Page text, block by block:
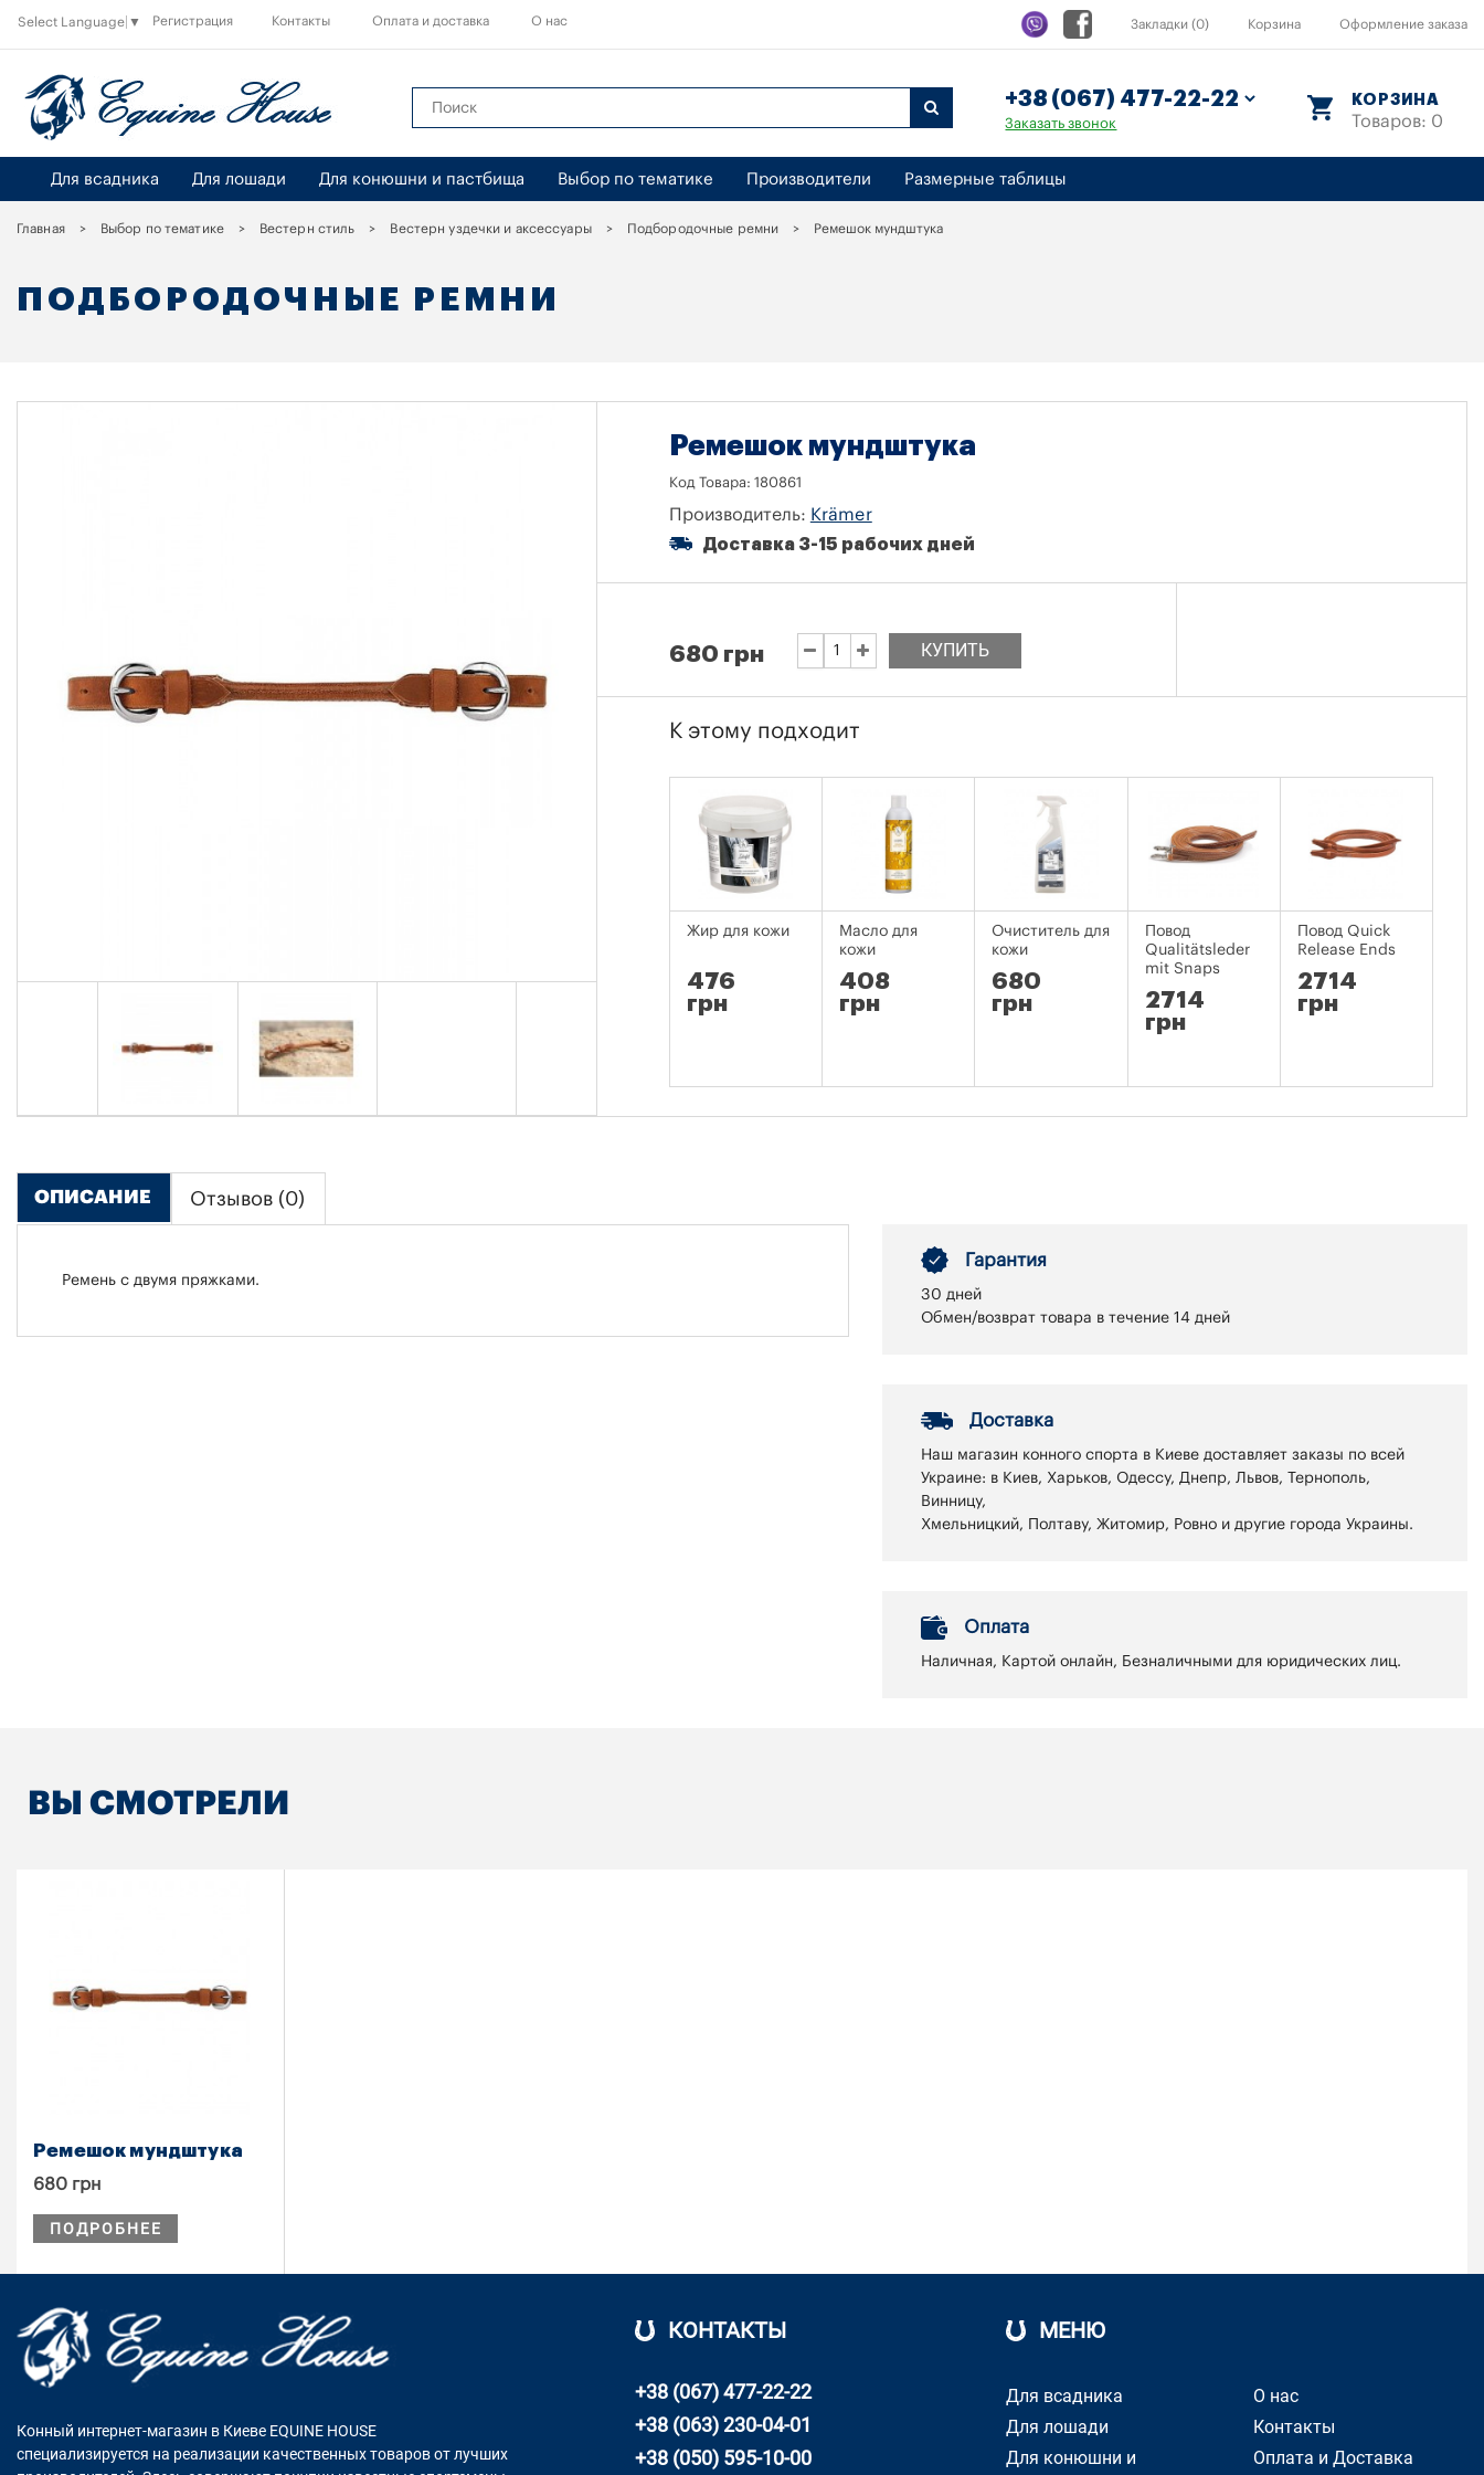
Select Language ▼ Регистрация Контакты Оплата и доставка О нас Закладки (0) Корзина Оформление заказа
Заказать звонок
КОРЗИНА
Товаров: 0
Для всадника Для лошади Для конюшни и пастбища Выбор по тематике Производители Размерные таблицы
Главная Выбор по тематике Вестерн стиль Вестерн уздечки и аксессуары Подбородочные ремни Ремешок мундштука
ПОДБОРОДОЧНЫЕ РЕМНИ
Ремешок мундштука
Код Товара: 180861
Производитель: Krämer
Доставка 3-15 рабочих дней
КУПИТЬ
680 грн
К этому подходит
Жир для кожи
476
грн
Масло для
кожи
408
грн
Очиститель для
кожи
680
грн
Повод
Qualitätsleder
mit Snaps
2714
грн
Повод Quick
Release Ends
2714
грн
ОПИСАНИЕ Отзывов (0)
Ремень с двумя пряжками.
Гарантия
30 дней
Обмен/возврат товара в течение 14 дней
Доставка
Наш магазин конного спорта в Киеве доставляет заказы по всей
Украине: в Киев, Харьков, Одессу, Днепр, Львов, Тернополь,
Винницу,
Хмельницкий, Полтаву, Житомир, Ровно и другие города Украины.
Оплата
Наличная, Картой онлайн, Безналичными для юридических лиц.
ВЫ СМОТРЕЛИ
Ремешок мундштука
680 грн
ПОДРОБНЕЕ
Конный интернет-магазин в Киеве EQUINE HOUSE
специализируется на реализации качественных товаров от лучших
КОНТАКТЫ
+38 (067) 477-22-22
+38 (063) 230-04-01
+38 (050) 595-10-00
МЕНЮ
Для всадника
Для лошади
Для конюшни и
О нас
Контакты
Оплата и Доставка